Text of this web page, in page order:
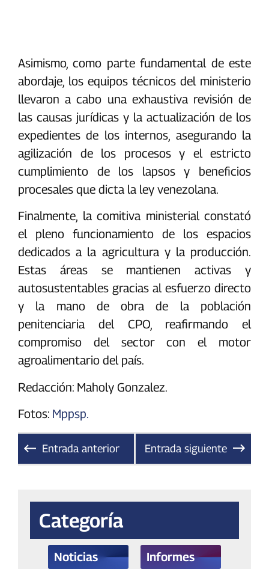
Asimismo, como parte fundamental de este
abordaje, los equipos técnicos del ministerio
llevaron a cabo una exhaustiva revisión de
las causas jurídicas y la actualización de los
expedientes de los internos, asegurando la
agilización de los procesos y el estricto
cumplimiento de los lapsos y beneficios
procesales que dicta la ley venezolana.
Finalmente, la comitiva ministerial constató
el pleno funcionamiento de los espacios
dedicados a la agricultura y la producción.
Estas áreas se mantienen activas y
autosustentables gracias al esfuerzo directo
y la mano de obra de la población
penitenciaria del CPO, reafirmando el
compromiso del sector con el motor
agroalimentario del país.
Redacción: Maholy Gonzalez.
Fotos: Mppsp.
Entrada anterior Entrada siguiente
Categoría
Noticias Informes